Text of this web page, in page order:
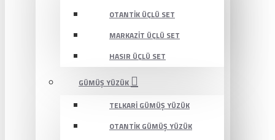
OTANTIK ÜÇLÜ SET
MARKAZIT ÜÇLÜ SET
HASIR ÜÇLÜ SET
GÜMÜŞ YÜZÜK
TELKARI GÜMÜŞ YÜZÜK
OTANTIK GÜMÜŞ YÜZÜK